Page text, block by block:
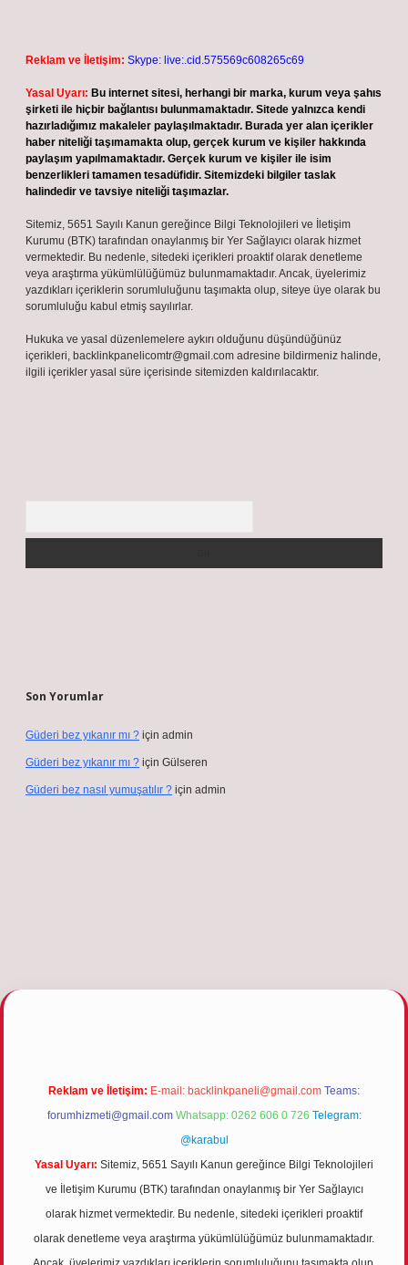
Reklam ve İletişim: Skype: live:.cid.575569c608265c69
Yasal Uyarı: Bu internet sitesi, herhangi bir marka, kurum veya şahıs
şirketi ile hiçbir bağlantısı bulunmamaktadır. Sitede yalnızca kendi
hazırladığımız makaleler paylaşılmaktadır. Burada yer alan içerikler
haber niteliği taşımamakta olup, gerçek kurum ve kişiler hakkında
paylaşım yapılmamaktadır. Gerçek kurum ve kişiler ile isim
benzerlikleri tamamen tesadüfidir. Sitemizdeki bilgiler taslak
halindedir ve tavsiye niteliği taşımazlar.
Sitemiz, 5651 Sayılı Kanun gereğince Bilgi Teknolojileri ve İletişim
Kurumu (BTK) tarafından onaylanmış bir Yer Sağlayıcı olarak hizmet
vermektedir. Bu nedenle, sitedeki içerikleri proaktif olarak denetleme
veya araştırma yükümlülüğümüz bulunmamaktadır. Ancak, üyelerimiz
yazdıkları içeriklerin sorumluluğunu taşımakta olup, siteye üye olarak bu
sorumluluğu kabul etmiş sayılırlar.
Hukuka ve yasal düzenlemelere aykırı olduğunu düşündüğünüz
içerikleri, backlinkpanelicomtr@gmail.com adresine bildirmeniz halinde,
ilgili içerikler yasal süre içerisinde sitemizden kaldırılacaktır.
Son Yorumlar
Güderi bez yıkanır mı ? için admin
Güderi bez yıkanır mı ? için Gülseren
Güderi bez nasıl yumuşatılır ? için admin
Reklam ve İletişim: E-mail: backlinkpaneli@gmail.com Teams:
forumhizmeti@gmail.com Whatsapp: 0262 606 0 726 Telegram:
@karabul
Yasal Uyarı: Sitemiz, 5651 Sayılı Kanun gereğince Bilgi Teknolojileri
ve İletişim Kurumu (BTK) tarafından onaylanmış bir Yer Sağlayıcı
olarak hizmet vermektedir. Bu nedenle, sitedeki içerikleri proaktif
olarak denetleme veya araştırma yükümlülüğümüz bulunmamaktadır.